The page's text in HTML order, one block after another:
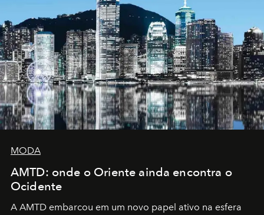
MODA
AMTD: onde o Oriente ainda encontra o
Ocidente
A AMTD embarcou em um novo papel ativo na esfera